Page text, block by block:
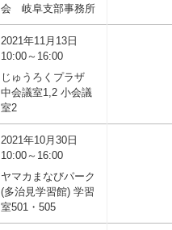
会 岐阜支部事務所
2021年11月13日
10:00～16:00
じゅうろくプラザ
中会議室1,2 小会議
室2
2021年10月30日
10:00～16:00
ヤマカまなびパーク
(多治見学習館) 学習
室501・505